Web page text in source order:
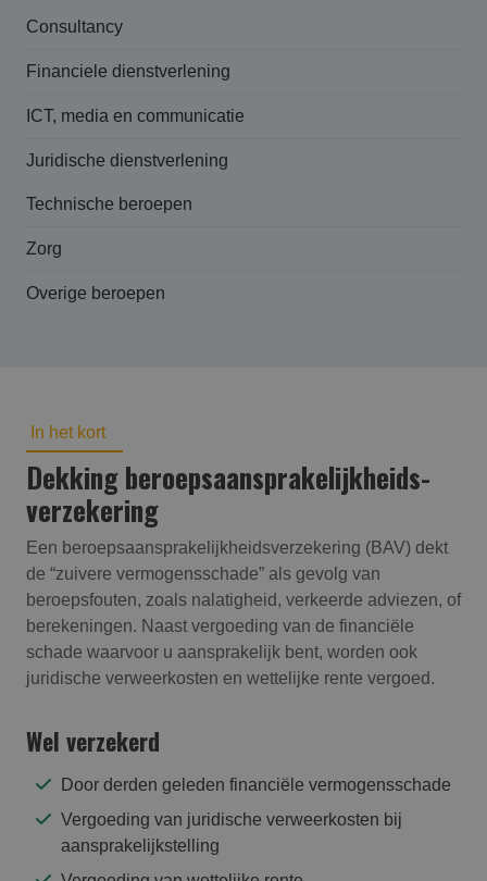
Consultancy
Financiele dienstverlening
ICT, media en communicatie
Juridische dienstverlening
Technische beroepen
Zorg
Overige beroepen
In het kort
Dekking beroepsaansprakelijk­heids­
verzekering
Een beroepsaansprakelijkheidsverzekering (BAV) dekt
de “zuivere vermogensschade” als gevolg van
beroepsfouten, zoals nalatigheid, verkeerde adviezen, of
berekeningen. Naast vergoeding van de financiële
schade waarvoor u aansprakelijk bent, worden ook
juridische verweerkosten en wettelijke rente vergoed.
Wel verzekerd
Door derden geleden financiële vermogensschade
Vergoeding van juridische verweerkosten bij
aansprakelijkstelling